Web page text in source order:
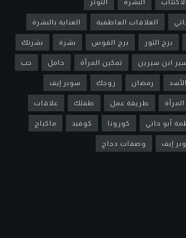
الاكتئاب البشرة التوتر
العلاقات العاطفية العناية بالبشرة
برج الثور برج القوس بشرة بشرتك
ابن سيرين تمكين المرأة حامل حب
رمضان زوجك سوبر إيف
طريقة عمل طفلك علاقات
أبو حاتي كورونا كوفيد ماكياج
إيف وصفات دجاج